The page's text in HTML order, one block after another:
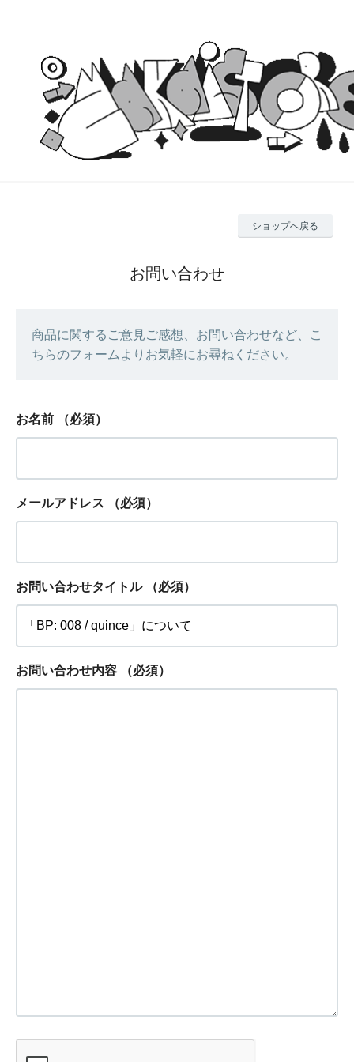
ショップへ戻る
お問い合わせ
商品に関するご意見ご感想、お問い合わせなど、こ
ちらのフォームよりお気軽にお尋ねください。
お名前 （必須）
メールアドレス （必須）
お問い合わせタイトル （必須）
お問い合わせ内容 （必須）